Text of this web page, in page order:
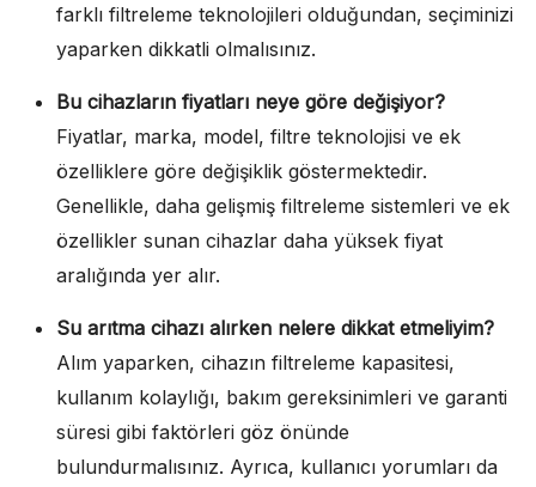
farklı filtreleme teknolojileri olduğundan, seçiminizi
yaparken dikkatli olmalısınız.
Bu cihazların fiyatları neye göre değişiyor?
Fiyatlar, marka, model, filtre teknolojisi ve ek
özelliklere göre değişiklik göstermektedir.
Genellikle, daha gelişmiş filtreleme sistemleri ve ek
özellikler sunan cihazlar daha yüksek fiyat
aralığında yer alır.
Su arıtma cihazı alırken nelere dikkat etmeliyim?
Alım yaparken, cihazın filtreleme kapasitesi,
kullanım kolaylığı, bakım gereksinimleri ve garanti
süresi gibi faktörleri göz önünde
bulundurmalısınız. Ayrıca, kullanıcı yorumları da